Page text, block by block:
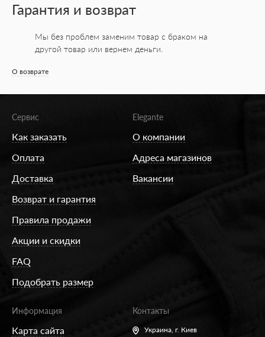
Гарантия и возврат
Мы без проблем заменим товар с браком на
другой товар или вернем деньги.
О возврате
Сервис
Как заказать
Оплата
Доставка
Возврат и гарантия
Правила продажи
Акции и скидки
FAQ
Подобрать размер
Elegante
О компании
Адреса магазинов
Вакансии
Информация
Карта сайта
Контакты
Украина, г. Киев